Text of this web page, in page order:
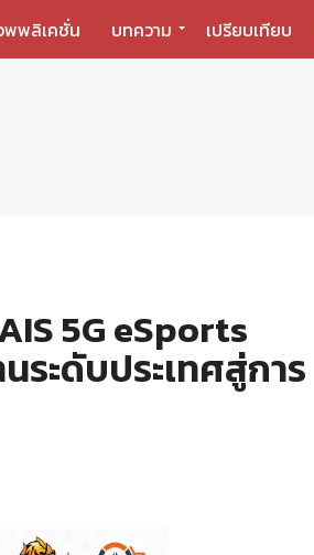
พพลิเคชั่น บทความ เปรียบเทียบ
5G eSports
ระดับประเทศสู่การ